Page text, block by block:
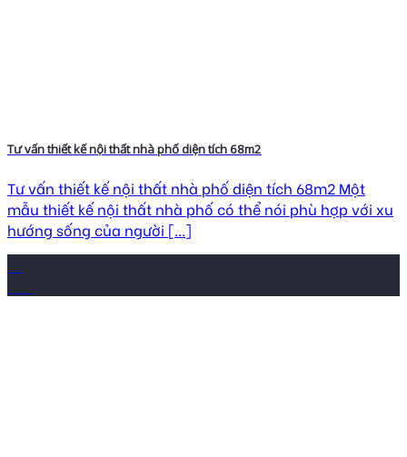
Tư vấn thiết kế nội thất nhà phố diện tích 68m2
Tư vấn thiết kế nội thất nhà phố diện tích 68m2 Một
mẫu thiết kế nội thất nhà phố có thể nói phù hợp với xu
hướng sống của người [...]